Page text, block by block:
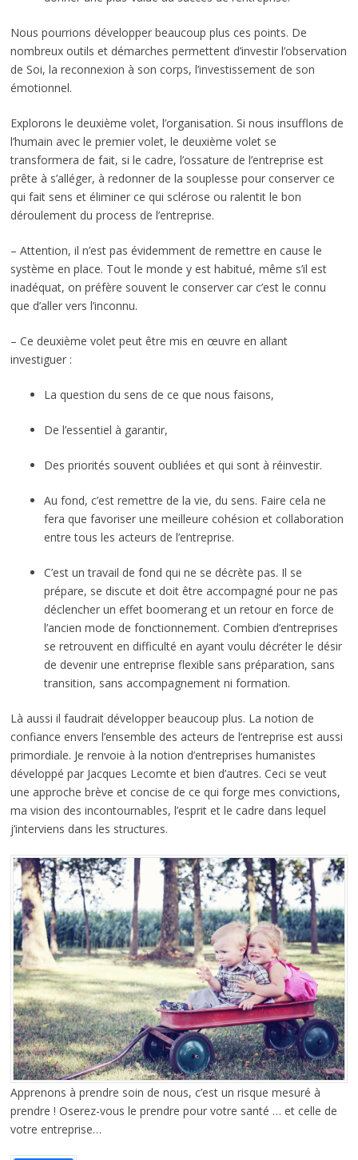
Nous pourrions développer beaucoup plus ces points. De
nombreux outils et démarches permettent d’investir l’observation
de Soi, la reconnexion à son corps, l’investissement de son
émotionnel.
Explorons le deuxième volet, l’organisation. Si nous insufflons de
l’humain avec le premier volet, le deuxième volet se
transformera de fait, si le cadre, l’ossature de l’entreprise est
prête à s’alléger, à redonner de la souplesse pour conserver ce
qui fait sens et éliminer ce qui sclérose ou ralentit le bon
déroulement du process de l’entreprise.
– Attention, il n’est pas évidemment de remettre en cause le
système en place. Tout le monde y est habitué, même s’il est
inadéquat, on préfère souvent le conserver car c’est le connu
que d’aller vers l’inconnu.
– Ce deuxième volet peut être mis en œuvre en allant
investiguer :
La question du sens de ce que nous faisons,
De l’essentiel à garantir,
Des priorités souvent oubliées et qui sont à réinvestir.
Au fond, c’est remettre de la vie, du sens. Faire cela ne
fera que favoriser une meilleure cohésion et collaboration
entre tous les acteurs de l’entreprise.
C’est un travail de fond qui ne se décrète pas. Il se
prépare, se discute et doit être accompagné pour ne pas
déclencher un effet boomerang et un retour en force de
l’ancien mode de fonctionnement. Combien d’entreprises
se retrouvent en difficulté en ayant voulu décréter le désir
de devenir une entreprise flexible sans préparation, sans
transition, sans accompagnement ni formation.
Là aussi il faudrait développer beaucoup plus. La notion de
confiance envers l’ensemble des acteurs de l’entreprise est aussi
primordiale. Je renvoie à la notion d’entreprises humanistes
développé par Jacques Lecomte et bien d’autres. Ceci se veut
une approche brève et concise de ce qui forge mes convictions,
ma vision des incontournables, l’esprit et le cadre dans lequel
j’interviens dans les structures.
Apprenons à prendre soin de nous, c’est un risque mesuré à
prendre ! Oserez-vous le prendre pour votre santé … et celle de
votre entreprise…